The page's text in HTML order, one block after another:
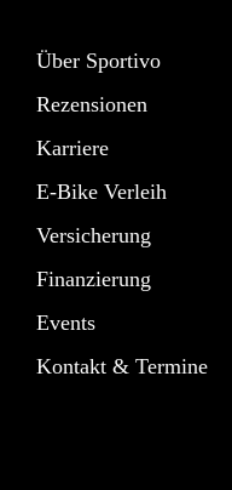
Über Sportivo
Rezensionen
Karriere
E-Bike Verleih
Versicherung
Finanzierung
Events
Kontakt & Termine